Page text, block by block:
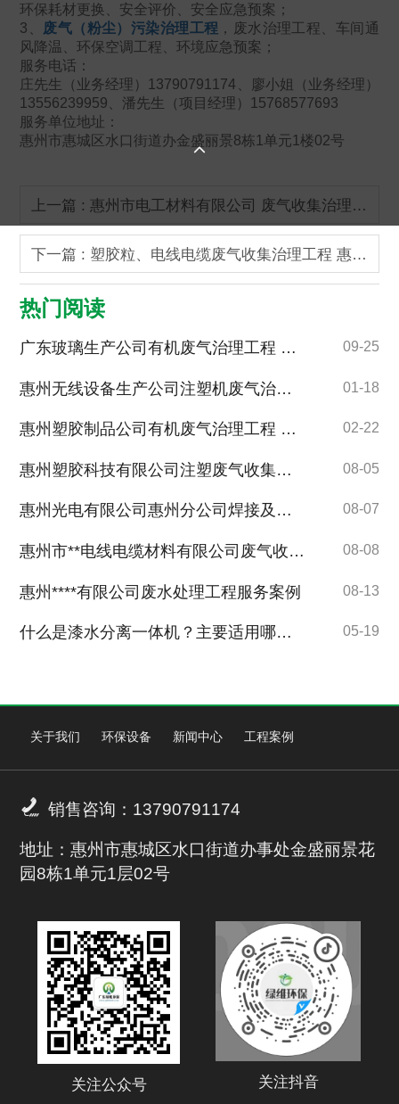

环保耗材更换、安全评价、安全应急预案；
3、
废气（粉尘）污染治理工程 ，废水治理工程、车间通
风降温、环保空调工程、环境应急预案；
服务电话：
庄先生（业务经理）13790791174、廖小姐（业务经理）
13556239959、潘先生（项目经理）15768577693
服务单位地址：
惠州市惠城区水口街道办金盛丽景8栋1单元1楼02号
上一篇 : 惠州市电工材料有限公司 废气收集治理工程
下一篇 : 塑胶粒、电线电缆废气收集治理工程 惠州环保公司 惠州废气处理
热门阅读
广东玻璃生产公司有机废气治理工程 惠州废气处理 惠州活性炭吸附塔 惠州环保公司 09-25
惠州无线设备生产公司注塑机废气治理工程 惠州废气处理 惠州注塑机废气治理 惠州环保公司 01-18
惠州塑胶制品公司有机废气治理工程 惠州废气处理 02-22
惠州塑胶科技有限公司注塑废气收集处理工程 08-05
惠州光电有限公司惠州分公司焊接及涂覆废气收集处理工程 08-07
惠州市**电线电缆材料有限公司废气收集治理工程 08-08
惠州****有限公司废水处理工程服务案例 08-13
什么是漆水分离一体机？主要适用哪些行业？有什么优点？ 惠州漆水分离一体机 惠州废水处理设备 05-19
关于我们 环保设备 新闻中心 工程案例
 销售咨询：13790791174
地址：惠州市惠城区水口街道办事处金盛丽景花
园8栋1单元1层02号
关注公众号 关注抖音